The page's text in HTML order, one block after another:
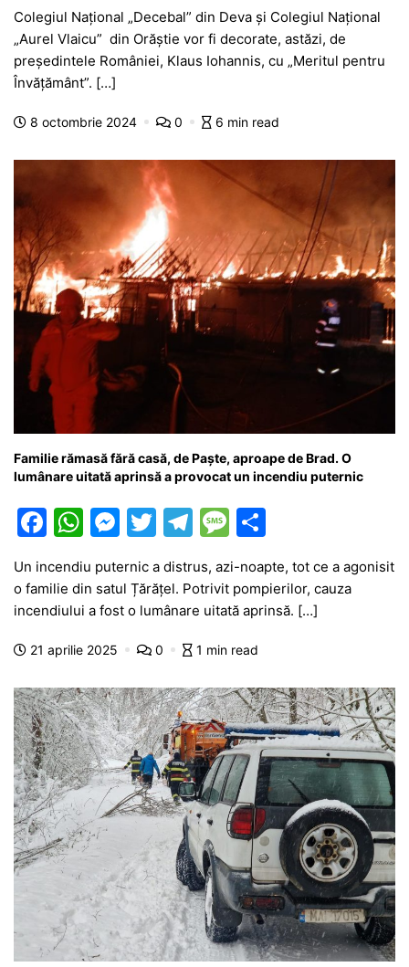
c
e
b
o
k
at
s
A
p
s
s
n
er
itt
er
e
gr
m
s
s
g
ta
je
z
Colegiul Național „Decebal” din Deva și Colegiul Național
„Aurel Vlaicu” din Orăștie vor fi decorate, astăzi, de
președintele României, Klaus Iohannis, cu „Meritul pentru
Învățământ”. […]
8 octombrie 2024 0 6 min read
Familie rămasă fără casă, de Paște, aproape de Brad. O
lumânare uitată aprinsă a provocat un incendiu puternic
F
c
e
b
o
o
k
W
at
s
A
p
M
s
s
e
g
er
T
itt
er
T
e
gr
a
M
s
s
a
g
e
ta
je
ă
Un incendiu puternic a distrus, azi-noapte, tot ce a agonisit
o familie din satul Țărățel. Potrivit pompierilor, cauza
incendiului a fost o lumânare uitată aprinsă. […]
21 aprilie 2025 0 1 min read